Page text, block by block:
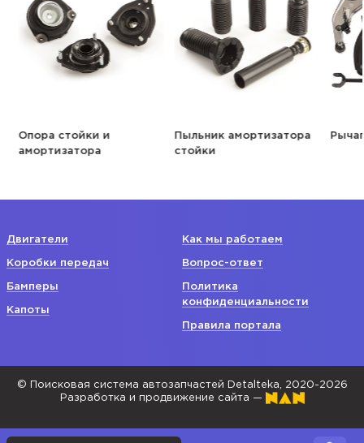
Опора стойки и
амортизатора
Пыльник амортизатора
стойки
Рычаг
Двигатели
Коробки передач
Бамперы
Капоты
Как мы работаем
Вопрос-ответ
Политика
конфиденциальности
Правила портала
© Поисковая система автозапчастей Detalteka, 2020-2026
Разработка и продвижение сайта —